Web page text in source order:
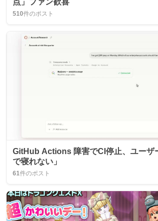
510件のポスト
GitHub Actions 障害でCI停止、ユーザ
で寝れない」
61件のポスト